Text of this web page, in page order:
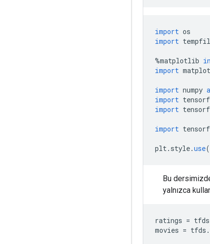
import os
import
%matplotlib
import
import numpy
import
import
import
plt. style.use(
Bu
yalnızca
ratings = tfds
movies = tfds .